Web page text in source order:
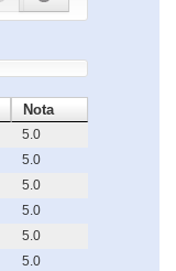
Nota
5.0
5.0
5.0
5.0
5.0
5.0